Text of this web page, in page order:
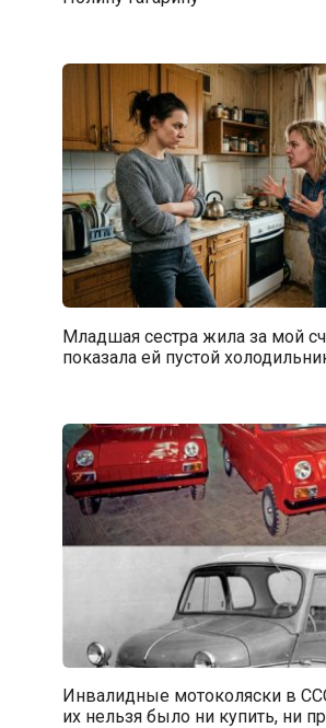
Младшая сестра жила за мой
показала ей пустой
Инвалидные мотоколяски в
их нельзя было ни купить, ни